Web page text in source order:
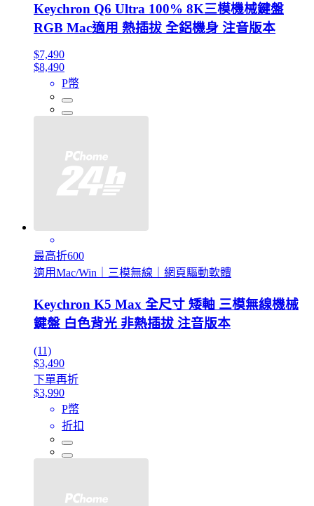
Keychron Q6 Ultra 100% 8K三模機械鍵盤
RGB Mac適用 熱插拔 全鋁機身 注音版本
$7,490
$8,490
P幣
最高折600
適用Mac/Win｜三模無線｜網頁驅動軟體
Keychron K5 Max 全尺寸 矮軸 三模無線機械
鍵盤 白色背光 非熱插拔 注音版本
(11)
$3,490
下單再折
$3,990
P幣
折扣